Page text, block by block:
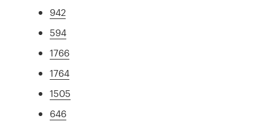
942
594
1766
1764
1505
646